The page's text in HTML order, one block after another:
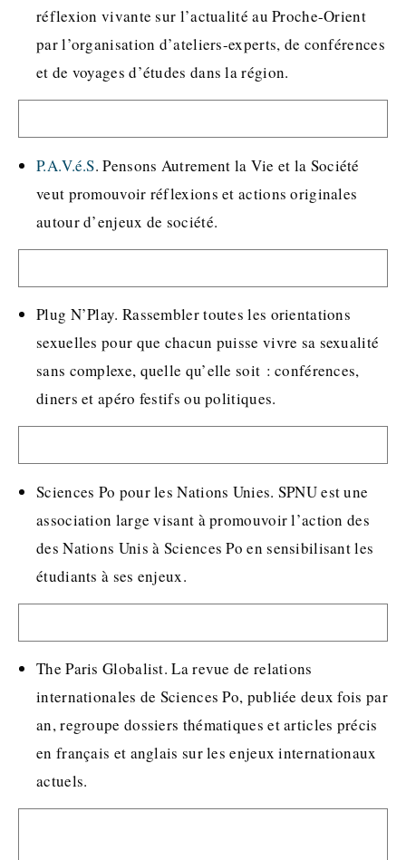
réflexion vivante sur l’actualité au Proche-Orient
par l’organisation d’ateliers-experts, de conférences
et de voyages d’études dans la région.
P.A.V.é.S. Pensons Autrement la Vie et la Société
veut promouvoir réflexions et actions originales
autour d’enjeux de société.
Plug N’Play. Rassembler toutes les orientations
sexuelles pour que chacun puisse vivre sa sexualité
sans complexe, quelle qu’elle soit : conférences,
diners et apéro festifs ou politiques.
Sciences Po pour les Nations Unies. SPNU est une
association large visant à promouvoir l’action des
des Nations Unis à Sciences Po en sensibilisant les
étudiants à ses enjeux.
The Paris Globalist. La revue de relations
internationales de Sciences Po, publiée deux fois par
an, regroupe dossiers thématiques et articles précis
en français et anglais sur les enjeux internationaux
actuels.